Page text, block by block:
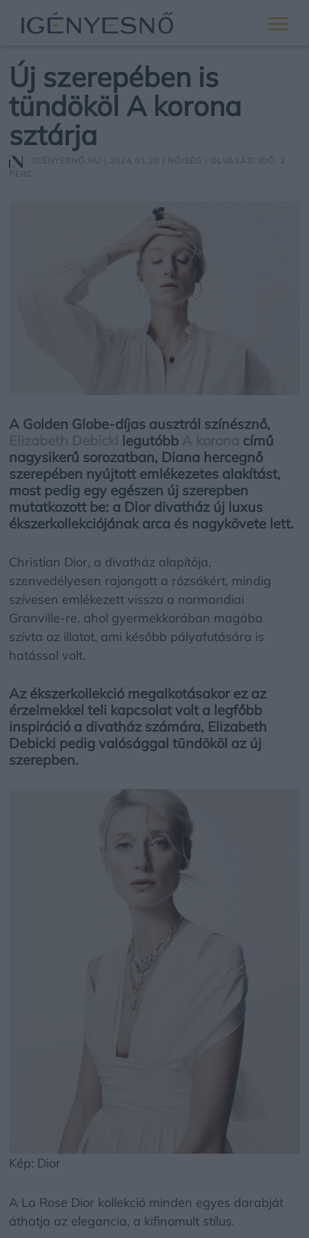
Új szerepében is
tündököl A korona
sztárja
A Golden Globe-díjas ausztrál színésznő,
legutóbb
című
nagysikerű sorozatban, Diana hercegnő
szerepében nyújtott emlékezetes alakítást,
most pedig egy egészen új szerepben
mutatkozott be: a Dior divatház új luxus
ékszerkollekciójának arca és nagykövete lett.
Christian Dior, a divatház alapítója,
szenvedélyesen rajongott a rózsákért, mindig
szívesen emlékezett vissza a normandiai
Granville-re, ahol gyermekkorában magába
szívta az illatot, ami később pályafutására is
hatással volt.
Az ékszerkollekció megalkotásakor ez az
érzelmekkel teli kapcsolat volt a legfőbb
inspiráció a divatház számára, Elizabeth
Debicki pedig valósággal tündököl az új
szerepben.
Kép: Dior
A La Rose Dior kollekció minden egyes darabját
áthatja az elegancia, a kifinomult stílus.